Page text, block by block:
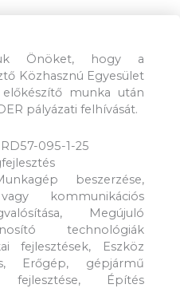
Önöket, hogy a
Közhasznú Egyesület
munka után
pályázati felhívását.
095-1-25
beszerzése,
kommunikációs
Megújuló
technológiák
fejlesztések, Eszköz
Erőgép, gépjármű
fejlesztése, Építés